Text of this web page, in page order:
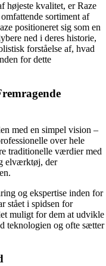
højeste kvalitet, er Raze
sortiment af
positioneret sig som en
ned i deres historie,
forståelse af, hvad
for dette
med en simpel vision –
over hele
traditionelle værdier med
elværktøj, der
og ekspertise inden for
stået i spidsen for
muligt for dem at udvikle
teknologien og ofte sætter